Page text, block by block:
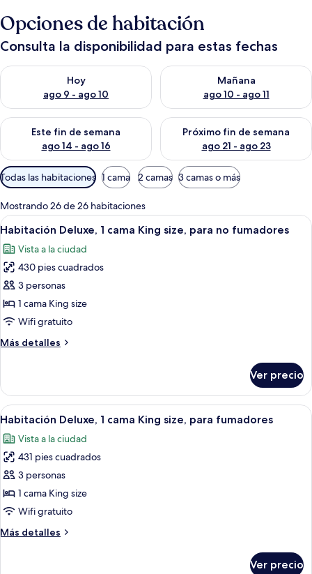
Opciones de habitación
Consulta la disponibilidad para estas fechas
Hoy
ago 9 - ago 10
Consulta la disponibilidad para hoy ago 9 - ago 10
Mañana
ago 10 - ago 11
Consulta la disponibilidad
Este fin de semana
ago 14 - ago 16
Consulta la disponibilidad para este fin de semana ago 14 -
Próximo fin de semana
ago 21 - ago 23
Consulta la disponibilidad
Filtros
disponibles
para
las
habitaciones
Todas las habitaciones 1 cama 2 camas 3 camas o más
Mostrando 26 de 26 habitaciones
Abrir
todas
las
fotos
de
Habitación
Deluxe,
cama
para
no
fumadores
Una habitación de hotel moderna
3
Habitación Deluxe, 1 cama King size, para no fumadores
Vista a la ciudad
430 pies cuadrados
3 personas
1 cama King size
Wifi gratuito
Más detalles
Más
Deluxe,
cama
size,
para
fumadores
Ver precio
Abrir
todas
las
fotos
de
Habitación
Deluxe,
cama
Una habitación de hotel moderna
3
Habitación Deluxe, 1 cama King size, para fumadores
Vista a la ciudad
431 pies cuadrados
3 personas
1 cama King size
Wifi gratuito
Más detalles
Más
Ver precio